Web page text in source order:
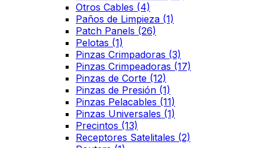
Otros Cables (4)
Paños de Limpieza (1)
Patch Panels (26)
Pelotas (1)
Pinzas Crimpadoras (3)
Pinzas Crimpeadoras (17)
Pinzas de Corte (12)
Pinzas de Presión (1)
Pinzas Pelacables (11)
Pinzas Universales (1)
Precintos (13)
Receptores Satelitales (2)